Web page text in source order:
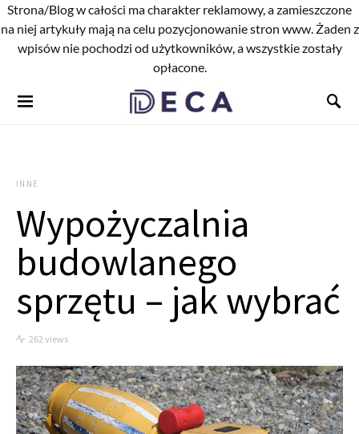
Strona/Blog w całości ma charakter reklamowy, a zamieszczone
na niej artykuły mają na celu pozycjonowanie stron www. Żaden z
wpisów nie pochodzi od użytkowników, a wszystkie zostały
opłacone.
INNE
Wypożyczalnia
budowlanego
sprzętu – jak wybrać
262 views